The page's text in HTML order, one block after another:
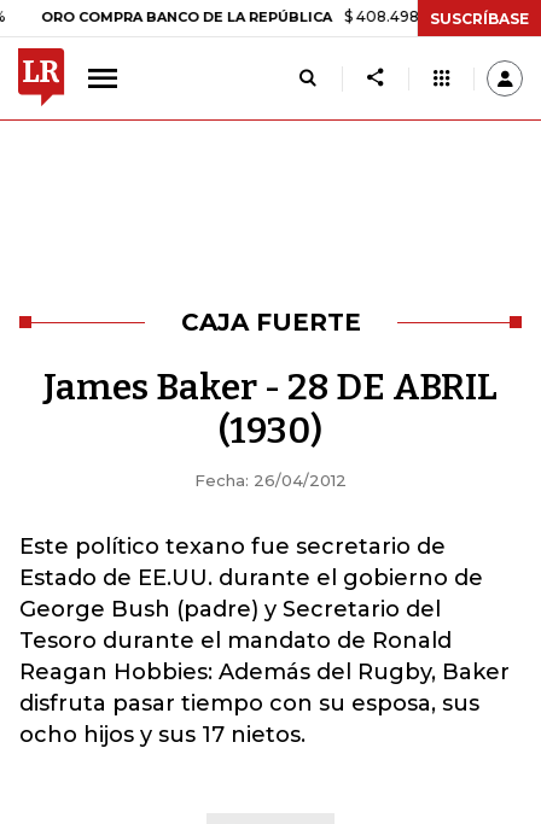
ORO COMPRA BANCO DE LA REPÚBLICA $ 408.498,97 +$ 8.753,81
SUSCRÍBASE
CAJA FUERTE
James Baker - 28 DE ABRIL
(1930)
Fecha: 26/04/2012
Este político texano fue secretario de
Estado de EE.UU. durante el gobierno de
George Bush (padre) y Secretario del
Tesoro durante el mandato de Ronald
Reagan Hobbies: Además del Rugby, Baker
disfruta pasar tiempo con su esposa, sus
ocho hijos y sus 17 nietos.